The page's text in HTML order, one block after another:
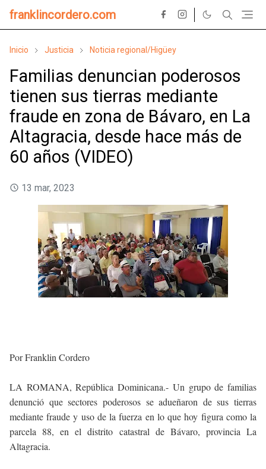
franklincordero.com
Inicio Justicia Noticia regional/Higüey
Familias denuncian poderosos
tienen sus tierras mediante
fraude en zona de Bávaro, en La
Altagracia, desde hace más de
60 años (VIDEO)
13 mar, 2023
Por Franklin Cordero
LA ROMANA, República Dominicana.- Un grupo de familias
denunció que sectores poderosos se adueñaron de sus tierras
mediante fraude y uso de la fuerza en lo que hoy figura como la
parcela 88, en el distrito catastral de Bávaro, provincia La
Altagracia.